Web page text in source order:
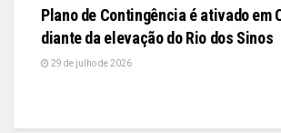
Plano de Contingência é ativado em
diante da elevação do Rio dos Sinos
29 de julho de 2026